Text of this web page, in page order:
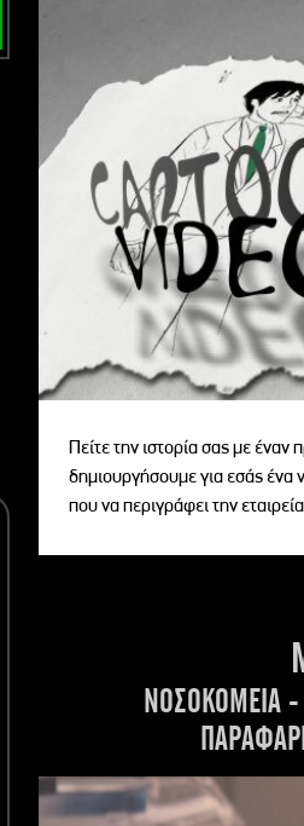
Πείτε την ιστορία σας με
δημιουργήσουμε για εσάς ένα
που να περιγράφει την
ΝΟΣΟΚΟΜΕΙΑ -